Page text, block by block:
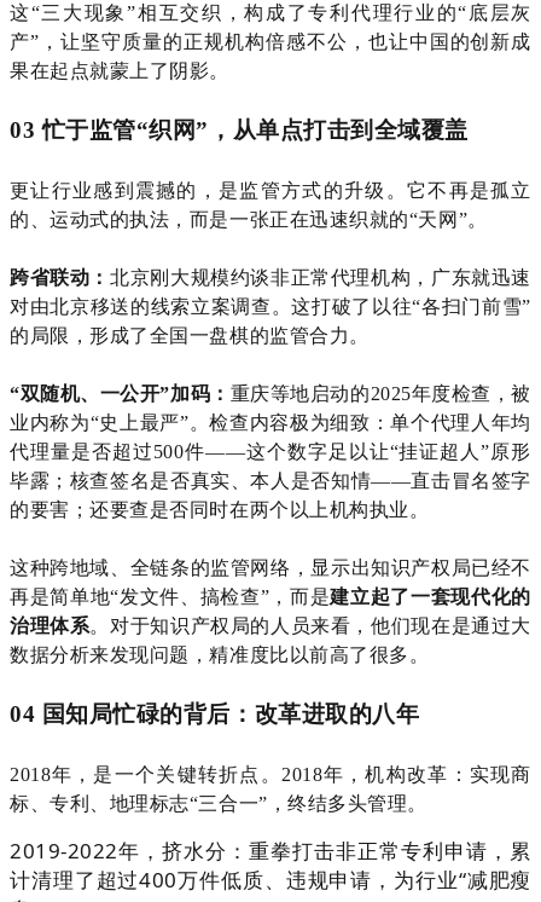
这“三大现象”相互交织，构成了专利代理行业的“底层灰
产”，让坚守质量的正规机构倍感不公，也让中国的创新成
果在起点就蒙上了阴影。
03 忙于监管“织网”，从单点打击到全域覆盖
更让行业感到震撼的，是监管方式的升级。它不再是孤立
的、运动式的执法，而是一张正在迅速织就的“天网”。
跨省联动：北京刚大规模约谈非正常代理机构，广东就迅速
对由北京移送的线索立案调查。这打破了以往“各扫门前雪”
的局限，形成了全国一盘棋的监管合力。
“双随机、一公开”加码： 重庆等地启动的2025年度检查，被
业内称为“史上最严”。检查内容极为细致：单个代理人年均
代理量是否超过500件——这个数字足以让“挂证超人”原形
毕露；核查签名是否真实、本人是否知情——直击冒名签字
的要害；还要查是否同时在两个以上机构执业。
这种跨地域、全链条的监管网络，显示出知识产权局已经不
再是简单地“发文件、搞检查”，而是建立起了一套现代化的
治理体系。 对于知识产权局的人员来看，他们现在是通过大
数据分析来发现问题，精准度比以前高了很多。
04 国知局忙碌的背后：改革进取的八年
2018年，是一个关键转折点。2018年，机构改革：实现商
标、专利、地理标志“三合一”，终结多头管理。
2019-2022年，挤水分：重拳打击非正常专利申请，累
计清理了超过400万件低质、违规申请，为行业“减肥瘦